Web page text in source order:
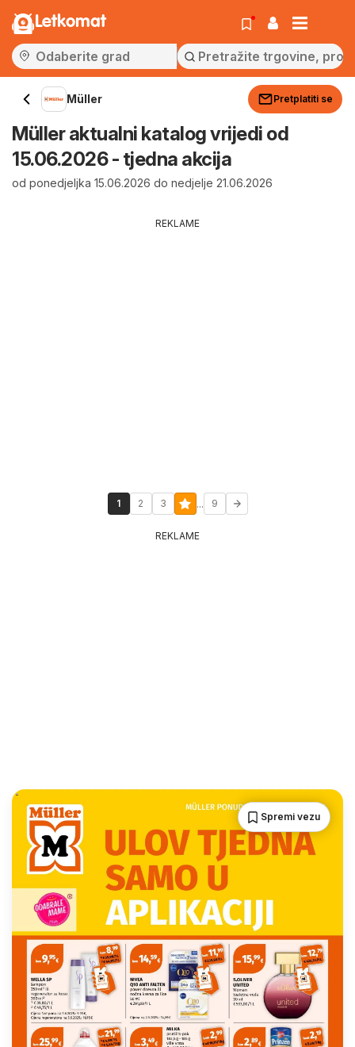
Letkomat
Müller Pretplatiti se
Müller aktualni katalog vrijedi od
15.06.2026 - tjedna akcija
od ponedjeljka 15.06.2026 do nedjelje 21.06.2026
REKLAME
1 2 3 ... 9
REKLAME
Spremi vezu